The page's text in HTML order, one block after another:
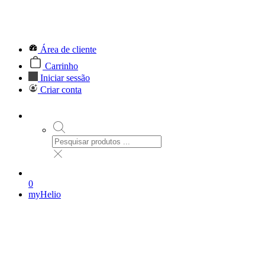
Área de cliente
Carrinho
Iniciar sessão
Criar conta
0
myHelio